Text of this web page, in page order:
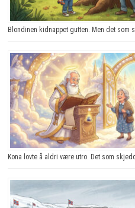
Blondinen kidnappet gutten. Men det som
Kona lovte å aldri være utro. Det som